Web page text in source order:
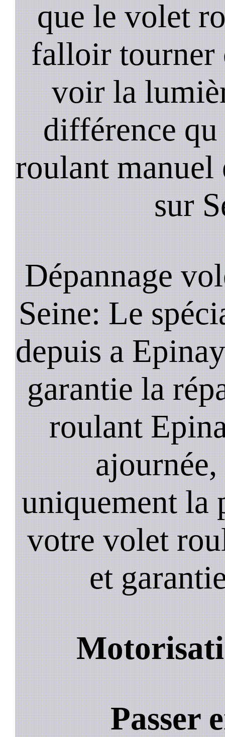
que le volet
falloir tourner
voir la
différence
roulant manuel
sur
Dépannage
Seine: Le
depuis a
garantie la
roulant
uniquement la
votre volet
et
Passer